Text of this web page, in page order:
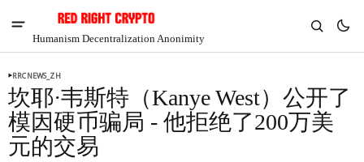
Humanism Decentralization Anonimity
RRCNEWS_ZH
坎耶·韦斯特（Kanye West）公开了
模因硬币骗局 - 他拒绝了200万美
元的交易